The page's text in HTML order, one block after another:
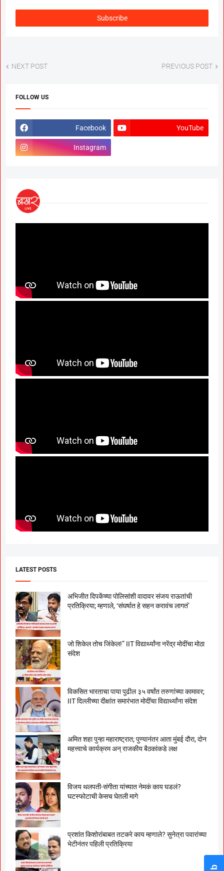
NEXT POST PREVIOUS POST
FOLLOW US
Facebook YouTube
Instagram
LATEST POSTS
अभिजीत दिपकेंच्या पोलिसांशी वादावर संजय राऊतांची
प्रतिक्रिया; म्हणाले, ‘संघर्षात हे सहन करावंच लागतं’
जो शिकेल तोच जिंकेल!” IIT विद्यार्थ्यांना नरेंद्र मोदींचा मोठा
संदेश
विकसित भारताचा पाया पुढील ३५ वर्षांत तरुणांच्या कामावर;
IIT दिल्लीच्या दीक्षांत समारंभात मोदींचा विद्यार्थ्यांना संदेश
अमित शहा पुन्हा महाराष्ट्रात; पुण्यानंतर आता मुंबई दौरा, दोन
महत्त्वाचे कार्यक्रम अन् राजकीय बैठकांकडे लक्ष
विजय थलपती-संगीता यांच्यात नेमकं काय घडलं?
घटस्फोटाची केसच घेतली मागे
प्रशांत किशोरांबाबत तटकरे काय म्हणाले? सुनेत्रा पवारांच्या
भेटीनंतर पहिली प्रतिक्रिया